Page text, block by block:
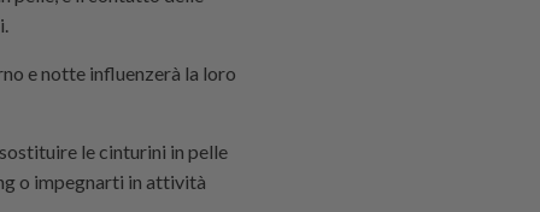
e notte influenzerà la loro
le cinturini in pelle
o impegnarti in attività